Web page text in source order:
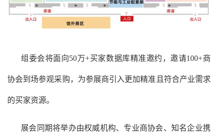
组委会将面向50万+买家数据库精准邀约，邀请100+商
协会到场参观采购，为参展商引入更加精准且符合产业需求
的买家资源。
展会同期将举办由权威机构、专业商协会、知名企业携